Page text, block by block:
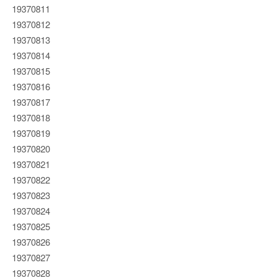
19370811
19370812
19370813
19370814
19370815
19370816
19370817
19370818
19370819
19370820
19370821
19370822
19370823
19370824
19370825
19370826
19370827
19370828